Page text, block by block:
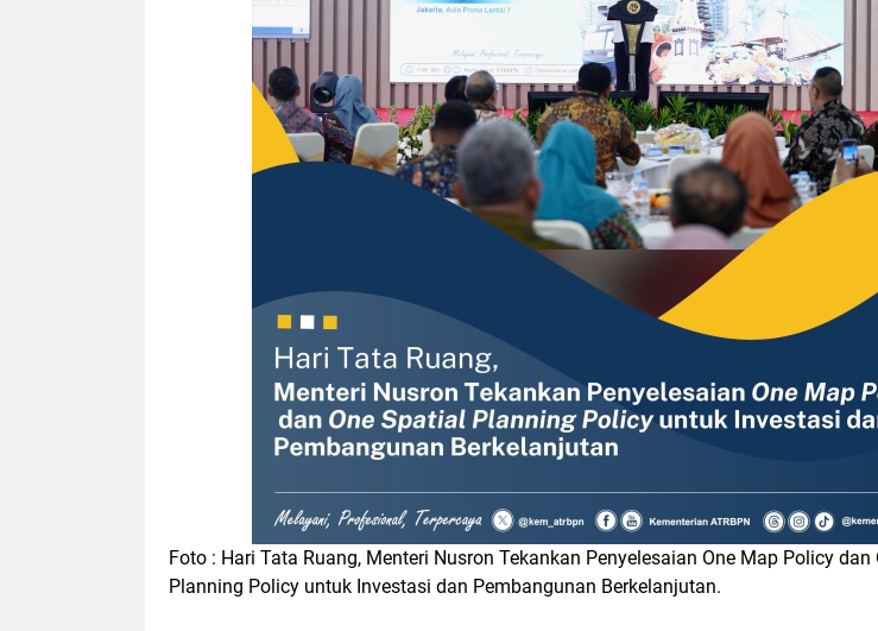
Foto : Hari Tata Ruang, Menteri Nusron Tekankan Penyelesaian One Map Policy dan
Planning Policy untuk Investasi dan Pembangunan Berkelanjutan.